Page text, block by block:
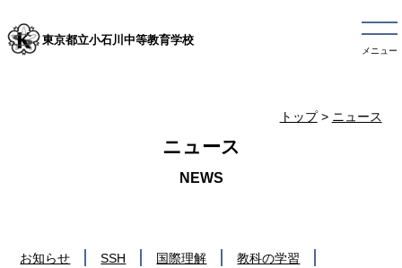
東京都立小石川中等教育学校
メニュー
トップ> ニュース
ニュース
お知らせ SSH 国際理解 教科の学習